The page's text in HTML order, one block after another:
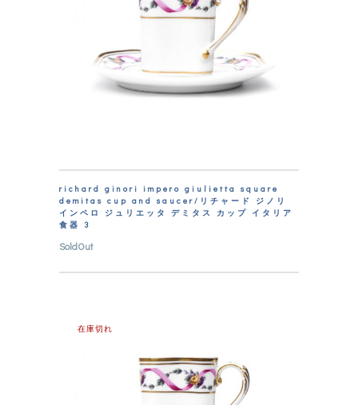
richard ginori impero giulietta square
demitas cup and saucer/リチャード ジノリ
インペロ ジュリエッタ デミタス カップ イタリア
食器 3
SoldOut
在庫切れ